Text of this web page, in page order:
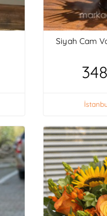
Siyah Cam